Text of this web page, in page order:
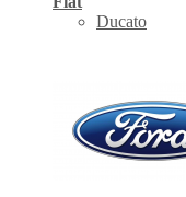
Ducato